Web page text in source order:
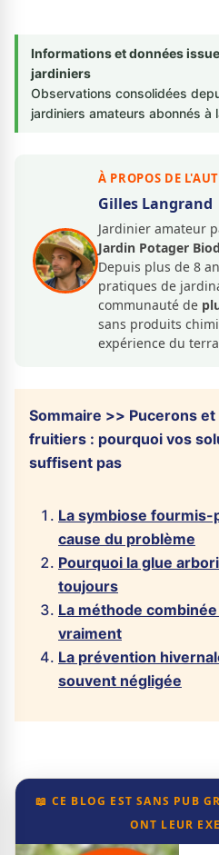
Informations et données
jardiniers
Observations consolidées
jardiniers amateurs abonnés à
À PROPOS DE
Gilles Langrand
Jardinier amateur
Jardin Potager
Depuis plus de 8
pratiques de
communauté de
sans produits
expérience du
Sommaire >> Pucerons
fruitiers : pourquoi vos
suffisent pas
La symbiose fourmis-
cause du problème
Pourquoi la glue
toujours
La méthode
vraiment
La prévention
souvent négligée
📖 CE BLOG EST SANS PUB
ONT LEUR